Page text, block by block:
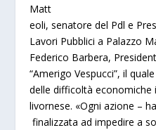
Matt
eoli, senatore del Pdl e
Lavori Pubblici a Palazzo
Federico Barbera,
“Amerigo Vespucci”, il
delle difficoltà economiche
livornese. «Ogni azione –
finalizzata ad impedire a